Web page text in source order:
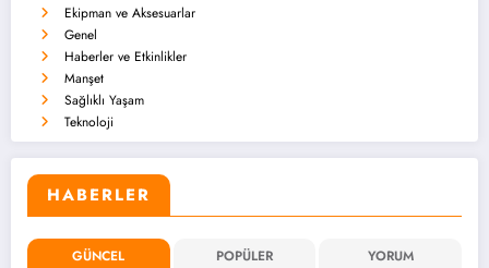
Ekipman ve Aksesuarlar
Genel
Haberler ve Etkinlikler
Manşet
Sağlıklı Yaşam
Teknoloji
HABERLER
GÜNCEL POPÜLER YORUM